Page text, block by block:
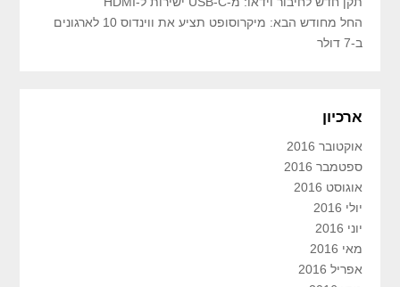
החל מחודש הבא: מיקרוסופט תציע את ווינדוס 10 לארגונים
ב-7 דולר
ארכיון
אוקטובר 2016
ספטמבר 2016
אוגוסט 2016
יולי 2016
יוני 2016
מאי 2016
אפריל 2016